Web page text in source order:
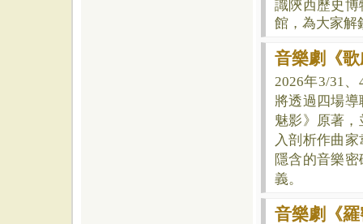
識陝西歷史
館，為大家解
音樂劇《
2026年3/31、
將透過四場
魅影》原著
入剖析作曲
隱含的音樂
義。
音樂劇《